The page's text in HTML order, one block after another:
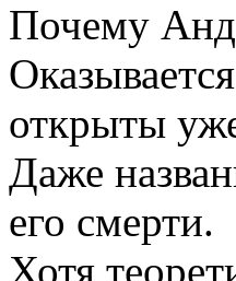
Почему
открыты
Даже
его смерти.
Хотя